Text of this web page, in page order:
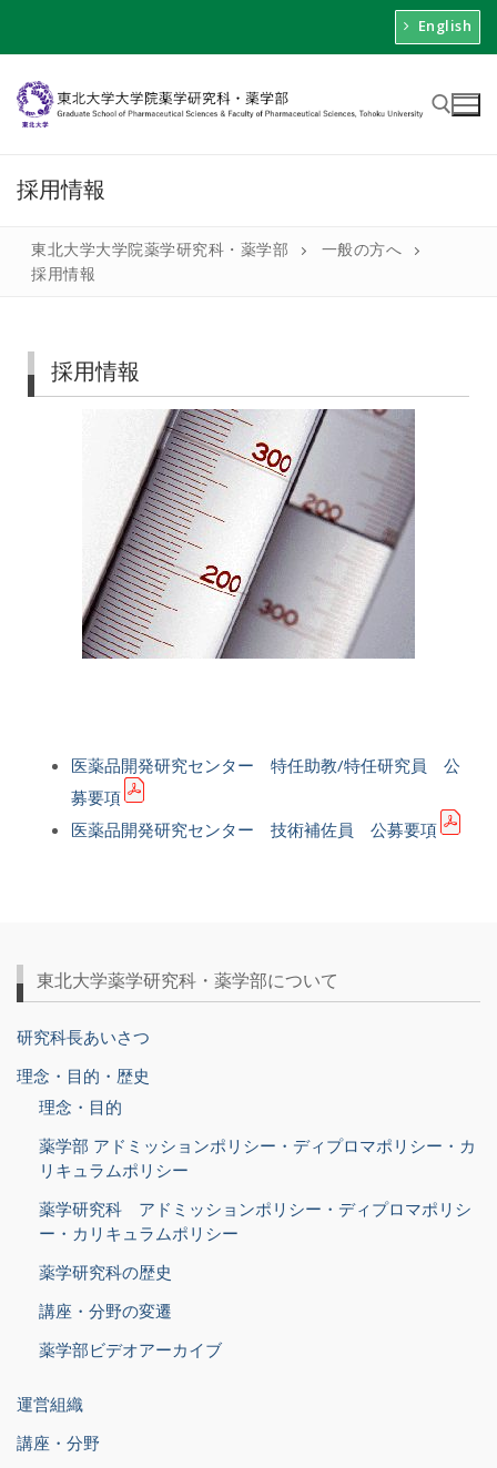
English
採用情報
東北大学大学院薬学研究科・薬学部
一般の方へ
採用情報
採用情報
医薬品開発研究センター 特任助教/特任研究員 公
募要項
医薬品開発研究センター 技術補佐員 公募要項
東北大学薬学研究科・薬学部について
研究科長あいさつ
理念・目的・歴史
理念・目的
薬学部 アドミッションポリシー・ディプロマポリシー・カ
リキュラムポリシー
薬学研究科 アドミッションポリシー・ディプロマポリシ
ー・カリキュラムポリシー
薬学研究科の歴史
講座・分野の変遷
薬学部ビデオアーカイブ
運営組織
講座・分野